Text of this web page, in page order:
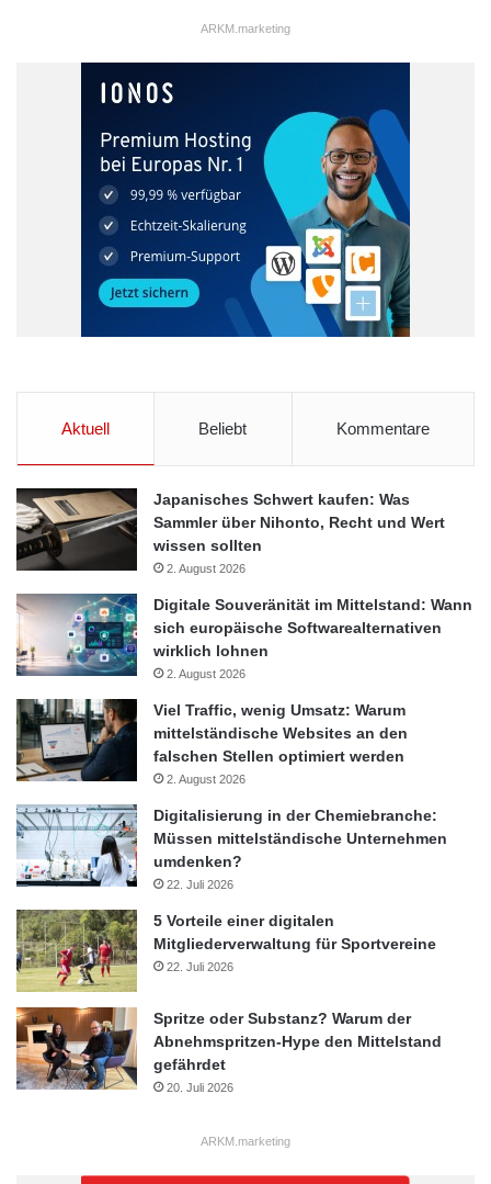
ARKM.marketing
Aktuell Beliebt Kommentare
Japanisches Schwert kaufen: Was
Sammler über Nihonto, Recht und Wert
wissen sollten
2. August 2026
Digitale Souveränität im Mittelstand: Wann
sich europäische Softwarealternativen
wirklich lohnen
2. August 2026
Viel Traffic, wenig Umsatz: Warum
mittelständische Websites an den
falschen Stellen optimiert werden
2. August 2026
Digitalisierung in der Chemiebranche:
Müssen mittelständische Unternehmen
umdenken?
22. Juli 2026
5 Vorteile einer digitalen
Mitgliederverwaltung für Sportvereine
22. Juli 2026
Spritze oder Substanz? Warum der
Abnehmspritzen-Hype den Mittelstand
gefährdet
20. Juli 2026
ARKM.marketing